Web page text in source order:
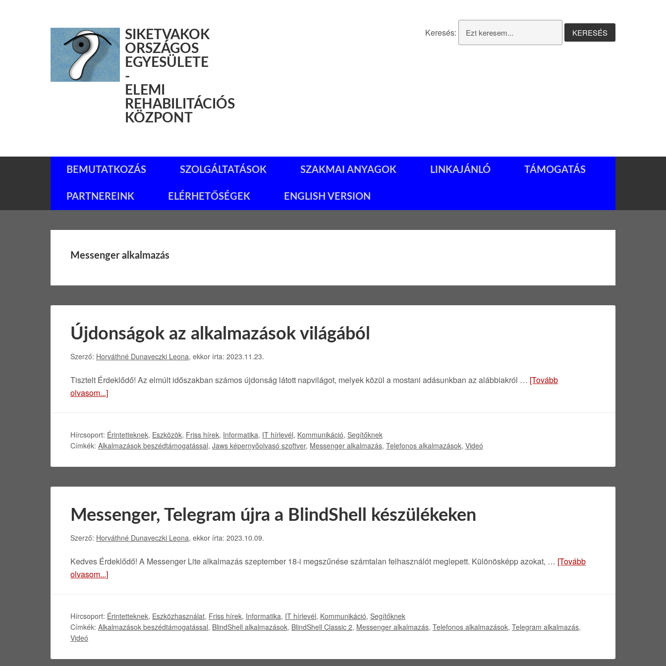
SIKETVAKOK
ORSZÁGOS
EGYESÜLETE
-
ELEMI
REHABILITÁCIÓS
KÖZPONT
Keresés:
BEMUTATKOZÁS SZOLGÁLTATÁSOK SZAKMAI ANYAGOK LINKAJÁNLÓ TÁMOGATÁS
PARTNEREINK ELÉRHETŐSÉGEK ENGLISH VERSION
Messenger alkalmazás
Újdonságok az alkalmazások világából
Szerző: Horváthné Dunaveczki Leona, ekkor írta: 2023.11.23.
Tisztelt Érdeklődő! Az elmúlt időszakban számos újdonság látott napvilágot, melyek közül a mostani adásunkban az alábbiakról … [Tovább
olvasom...]
Hírcsoport: Érintetteknek, Eszközök, Friss hírek, Informatika, IT hírlevél, Kommunikáció, Segítőknek
Címkék: Alkalmazások beszédtámogatással, Jaws képernyőolvasó szoftver, Messenger alkalmazás, Telefonos alkalmazások, Videó
Messenger, Telegram újra a BlindShell készülékeken
Szerző: Horváthné Dunaveczki Leona, ekkor írta: 2023.10.09.
Kedves Érdeklődő! A Messenger Lite alkalmazás szeptember 18-i megszűnése számtalan felhasználót meglepett. Különösképp azokat, … [Tovább
olvasom...]
Hírcsoport: Érintetteknek, Eszközhasználat, Friss hírek, Informatika, IT hírlevél, Kommunikáció, Segítőknek
Címkék: Alkalmazások beszédtámogatással, BlindShell alkalmazások, BlindShell Classic 2, Messenger alkalmazás, Telefonos alkalmazások, Telegram alkalmazás,
Videó